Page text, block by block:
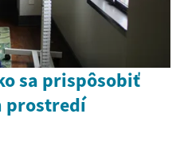
sa prispôsobiť
prostredí